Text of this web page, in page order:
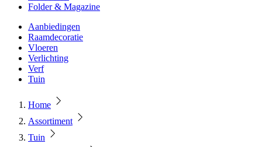
Folder & Magazine
Aanbiedingen
Raamdecoratie
Vloeren
Verlichting
Verf
Tuin
Home
Assortiment
Tuin